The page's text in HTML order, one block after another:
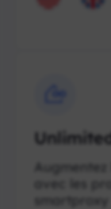
avec les
smartproxy